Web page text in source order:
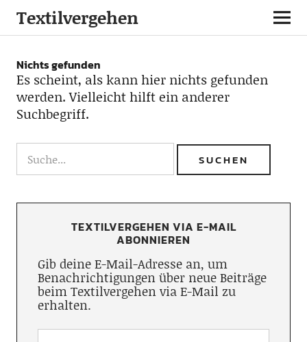
Textilvergehen
Nichts gefunden
Es scheint, als kann hier nichts gefunden
werden. Vielleicht hilft ein anderer
Suchbegriff.
TEXTILVERGEHEN VIA E-MAIL
ABONNIEREN
Gib deine E-Mail-Adresse an, um
Benachrichtigungen über neue Beiträge
beim Textilvergehen via E-Mail zu
erhalten.